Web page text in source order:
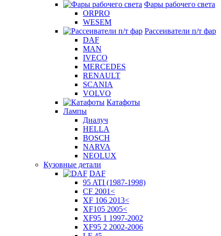
Фары рабочего света
ORPRO
WESEM
Рассеиватели п/т фар
DAF
MAN
IVECO
MERCEDES
RENAULT
SCANIA
VOLVO
Катафоты
Лампы
Диалуч
HELLA
BOSCH
NARVA
NEOLUX
Кузовные детали
DAF
95 ATI (1987-1998)
CF 2001<
XF 106 2013<
XF105 2005<
XF95 1 1997-2002
XF95 2 2002-2006